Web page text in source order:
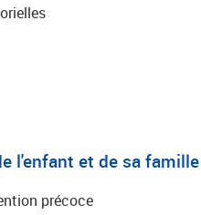
l'enfant et de sa famille
précoce